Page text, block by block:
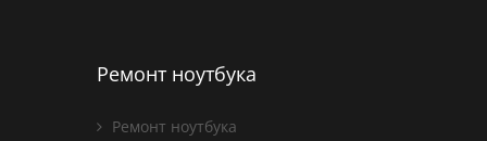
Ремонт ноутбука
Ремонт ноутбука